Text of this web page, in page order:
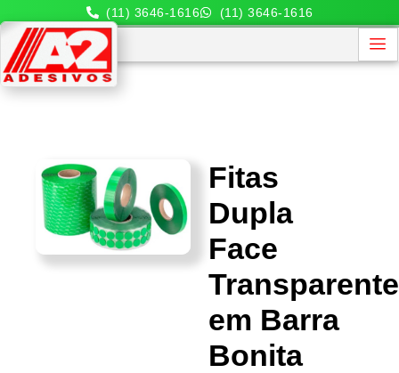
(11) 3646-1616 (11) 3646-1616
Fitas
Dupla
Face
em Barra
Bonita